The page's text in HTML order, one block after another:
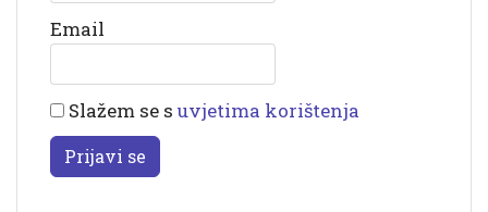
Email
Slažem se s uvjetima korištenja
Prijavi se